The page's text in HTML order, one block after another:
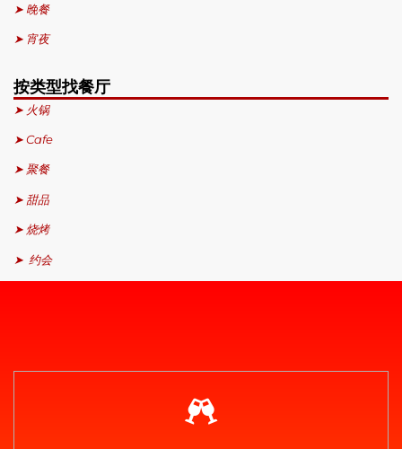
➤ 晚餐
➤ 宵夜
按类型找餐厅
➤ 火锅
➤ Cafe
➤ 聚餐
➤ 甜品
➤ 烧烤
➤ 约会